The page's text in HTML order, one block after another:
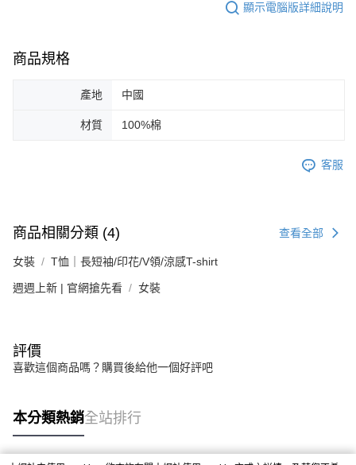
顯示電腦版詳細說明
商品規格
產地 中國
材質 100%棉
客服
商品相關分類 (4) 查看全部
女裝 T恤｜長短袖/印花/V領/涼感T-shirt
週週上新 | 官網搶先看 女裝
評價
喜歡這個商品嗎？購買後給他一個好評吧
本分類熱銷全站排行